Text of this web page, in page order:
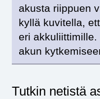
akusta riippuen
kyllä kuvitella,
eri
akun
Tutkin netistä